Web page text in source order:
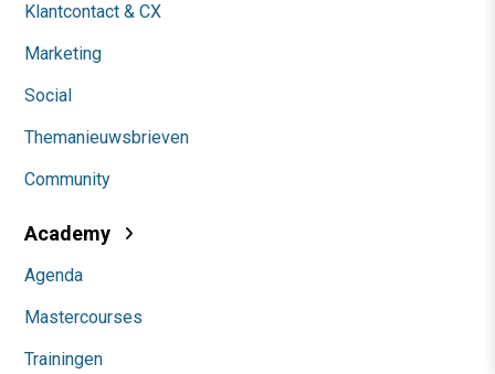
Klantcontact & CX
Marketing
Social
Themanieuwsbrieven
Community
Academy
Agenda
Mastercourses
Trainingen